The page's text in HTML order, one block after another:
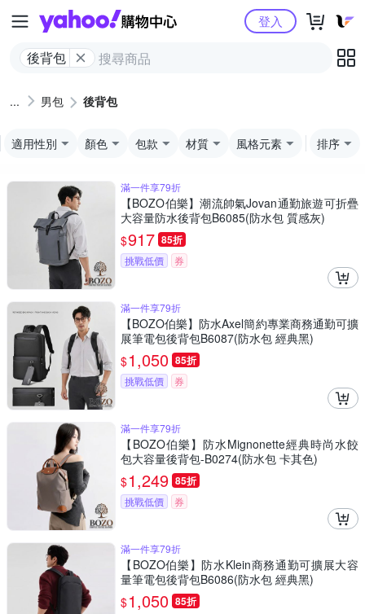
Yahoo購物中心
後背包
登入
男包 後背包
適用性別 顏色 包款 材質 風格元素 排序
滿一件享79折
【BOZO伯樂】潮流帥氣Jovan通勤旅遊可折疊
大容量防水後背包B6085(防水包 質感灰)
$917 85折
挑戰低價 券
滿一件享79折
【BOZO伯樂】防水Axel簡約專業商務通勤可擴
展筆電包後背包B6087(防水包 經典黑)
$1,050 85折
挑戰低價 券
滿一件享79折
【BOZO伯樂】防水Mignonette經典時尚水餃
包大容量後背包-B0274(防水包 卡其色)
$1,249 85折
挑戰低價 券
滿一件享79折
【BOZO伯樂】防水Klein商務通勤可擴展大容
量筆電包後背包B6086(防水包 經典黑)
$1,050 85折